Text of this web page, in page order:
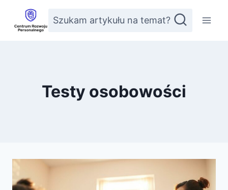
Przejdź
treści
Szukam artykułu na temat?
Testy osobowości